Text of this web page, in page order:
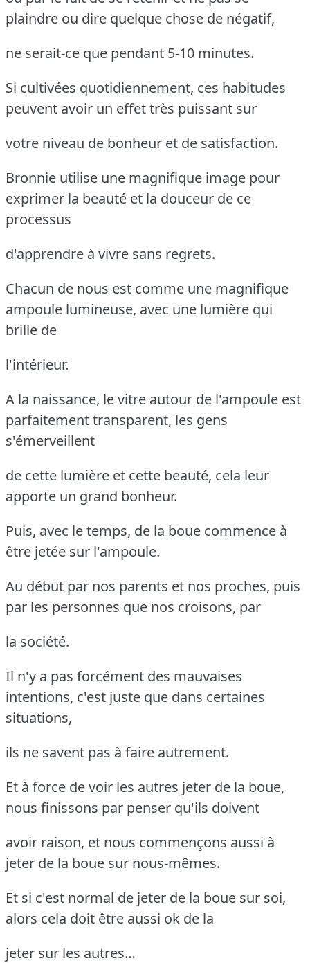
plaindre ou dire quelque chose de négatif,
ne serait-ce que pendant 5-10 minutes.
Si cultivées quotidiennement, ces habitudes
peuvent avoir un effet très puissant sur
votre niveau de bonheur et de satisfaction.
Bronnie utilise une magnifique image pour
exprimer la beauté et la douceur de ce
processus
d'apprendre à vivre sans regrets.
Chacun de nous est comme une magnifique
ampoule lumineuse, avec une lumière qui
brille de
l'intérieur.
A la naissance, le vitre autour de l'ampoule est
parfaitement transparent, les gens
s'émerveillent
de cette lumière et cette beauté, cela leur
apporte un grand bonheur.
Puis, avec le temps, de la boue commence à
être jetée sur l'ampoule.
Au début par nos parents et nos proches, puis
par les personnes que nos croisons, par
la société.
Il n'y a pas forcément des mauvaises
intentions, c'est juste que dans certaines
situations,
ils ne savent pas à faire autrement.
Et à force de voir les autres jeter de la boue,
nous finissons par penser qu'ils doivent
avoir raison, et nous commençons aussi à
jeter de la boue sur nous-mêmes.
Et si c'est normal de jeter de la boue sur soi,
alors cela doit être aussi ok de la
jeter sur les autres…